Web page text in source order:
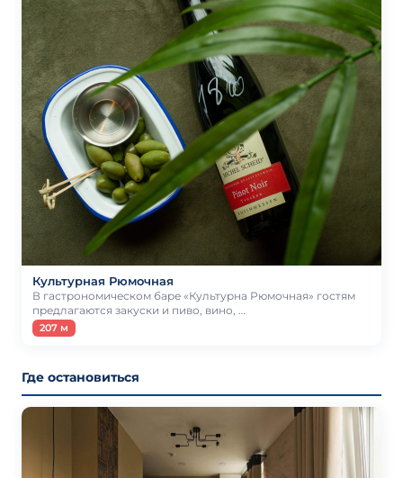
Культурная Рюмочная
В гастрономическом баре «Культурна Рюмочная» гостям
предлагаются закуски и пиво, вино, …
207 м
Где остановиться